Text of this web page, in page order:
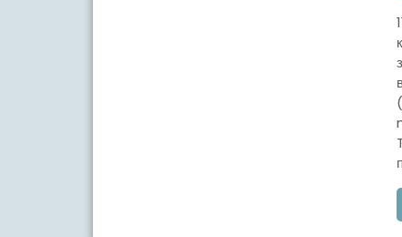
11 та 15 грудня 2025 року викладачі та здобувачі